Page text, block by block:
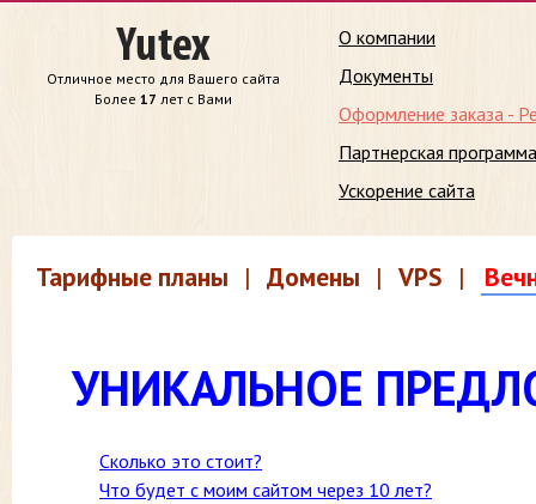
Отличное место для Вашего сайта
Более 17 лет с Вами
О компании
Документы
Оформление заказа -
Партнерская программа
Ускорение сайта
Тарифные планы | Домены | VPS |
УНИКАЛЬНОЕ
Сколько это стоит?
Что будет с моим сайтом через 10 лет?